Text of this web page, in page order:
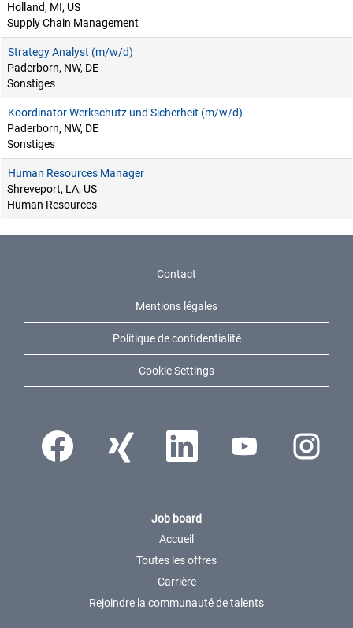
Holland, MI, US
Supply Chain Management
Strategy Analyst (m/w/d)
Paderborn, NW, DE
Sonstiges
Koordinator Werkschutz und Sicherheit (m/w/d)
Paderborn, NW, DE
Sonstiges
Human Resources Manager
Shreveport, LA, US
Human Resources
Contact
Mentions légales
Politique de confidentialité
Cookie Settings
S’ouvre dans un nouvel onglet.
S’ouvre dans un nouvel onglet.
S’ouvre dans un nouvel onglet.
S’ouvre dans un nouvel
S’ouvre
Job board
Accueil
Toutes les offres
Carrière
Rejoindre la communauté de talents